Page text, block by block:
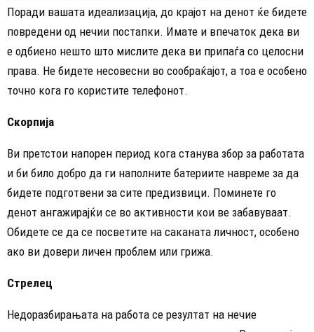
Поради вашата идеализација, до крајот на денот ќе бидете
повредени од нечии постапки. Имате и впечаток дека ви
е одбиено нешто што мислите дека ви припаѓа со целосни
права. Не бидете несовесни во сообраќајот, а тоа е особено
точно кога го користите телефонот.
Скорпија
Ви претстои напорен период кога станува збор за работата
и би било добро да ги наполните батериите навреме за да
бидете подготвени за сите предизвици. Поминете го
денот ангажирајќи се во активности кои ве забавуваат.
Обидете се да се посветите на саканата личност, особено
ако ви довери личен проблем или грижа.
Стрелец
Недоразбирањата на работа се резултат на нечие